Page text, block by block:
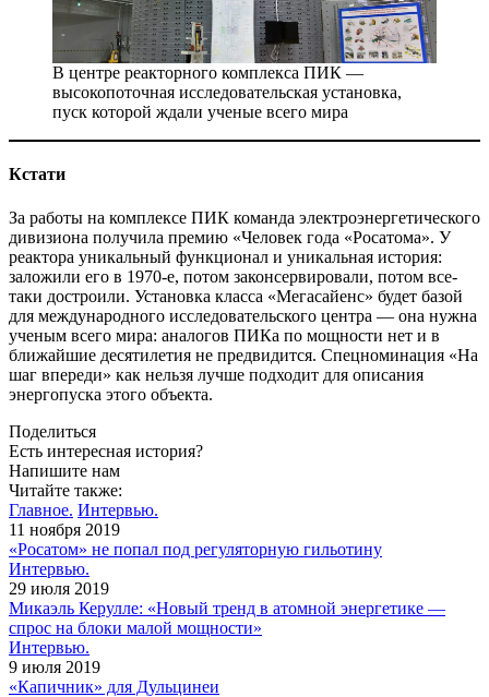
В центре реакторного комплекса ПИК —
высокопоточная исследовательская установка,
пуск которой ждали ученые всего мира
Кстати
За работы на комплексе ПИК команда электроэнергетического
дивизиона получила премию «Человек года «Росатома». У
реактора уникальный функционал и уникальная история:
заложили его в 1970-е, потом законсервировали, потом все-
таки достроили. Установка класса «Мегасайенс» будет базой
для международного исследовательского центра — она нужна
ученым всего мира: аналогов ПИКа по мощности нет и в
ближайшие десятилетия не предвидится. Спецноминация «На
шаг впереди» как нельзя лучше подходит для описания
энергопуска этого объекта.
Поделиться
Есть интересная история?
Напишите нам
Читайте также:
Главное. Интервью.
11 ноября 2019
«Росатом» не попал под регуляторную гильотину
Интервью.
29 июля 2019
Микаэль Керулле: «Новый тренд в атомной энергетике —
спрос на блоки малой мощности»
Интервью.
9 июля 2019
«Капичник» для Дульцинеи